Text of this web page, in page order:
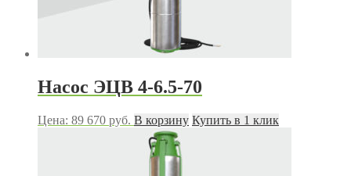
Насос ЭЦВ 4-6.5-70
Цена: 89 670 руб. В корзину Купить в 1 клик